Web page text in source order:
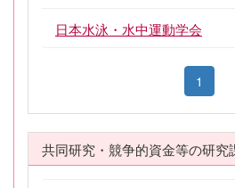
日本水泳・水中運動学会
1
共同研究・競争的資金等の研究